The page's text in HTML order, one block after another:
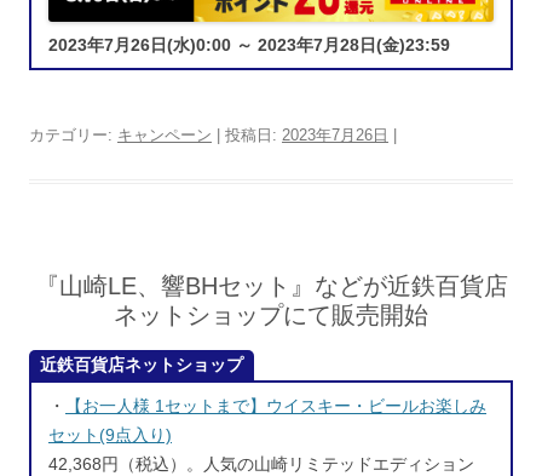
2023年7月26日(水)0:00 ～ 2023年7月28日(金)23:59
カテゴリー: キャンペーン | 投稿日: 2023年7月26日
『山崎LE、響BHセット』などが近鉄百貨店
ネットショップにて販売開始
近鉄百貨店ネットショップ
・
【お一人様 1セットまで】ウイスキー・ビールお楽しみ
セット(9点入り)
42,368円（税込）。人気の山崎リミテッドエディション